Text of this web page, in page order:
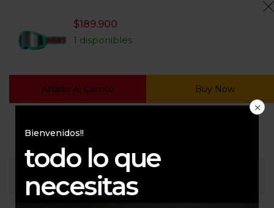
$189.900
1 disponibles
Añadir Al Carrito Buy Now
Bienvenidos!!
todo lo que
necesitas